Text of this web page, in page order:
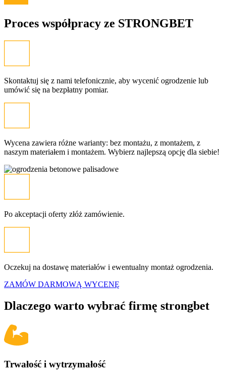
Proces współpracy ze STRONGBET
Skontaktuj się z nami telefonicznie, aby wycenić ogrodzenie lub
umówić się na bezpłatny pomiar.
Wycena zawiera różne warianty: bez montażu, z montażem, z
naszym materiałem i montażem. Wybierz najlepszą opcję dla siebie!
Po akceptacji oferty złóż zamówienie.
Oczekuj na dostawę materiałów i ewentualny montaż ogrodzenia.
ZAMÓW DARMOWĄ WYCENĘ
Dlaczego warto wybrać firmę strongbet
Trwałość i wytrzymałość